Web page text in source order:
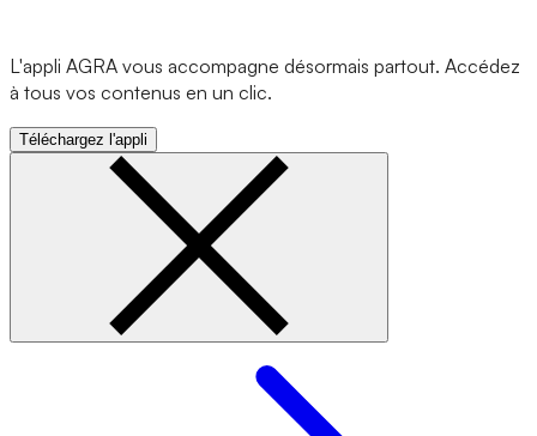
L'appli AGRA vous accompagne désormais partout. Accédez
à tous vos contenus en un clic.
Téléchargez l'appli